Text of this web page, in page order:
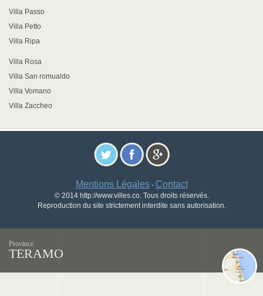
Villa Passo
Villa Petto
Villa Ripa
Villa Rosa
Villa San romualdo
Villa Vomano
Villa Zaccheo
Mentions Légales- Contact
© 2014 http://www.villes.co. Tous droits réservés.
Reproduction du site strictement interdite sans autorisation.
Province
TERAMO